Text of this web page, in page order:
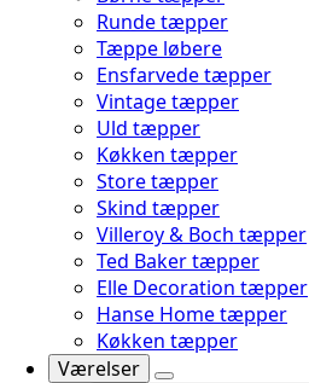
Runde tæpper
Tæppe løbere
Ensfarvede tæpper
Vintage tæpper
Uld tæpper
Køkken tæpper
Store tæpper
Skind tæpper
Villeroy & Boch tæpper
Ted Baker tæpper
Elle Decoration tæpper
Hanse Home tæpper
Køkken tæpper
Værelser